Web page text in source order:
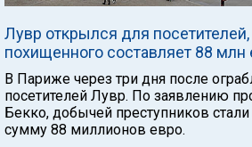
Лувр открылся для
похищенного составляет 88 млн
В Париже через три дня после
посетителей Лувр. По заявлению
Бекко, добычей преступников
сумму 88 миллионов евро.